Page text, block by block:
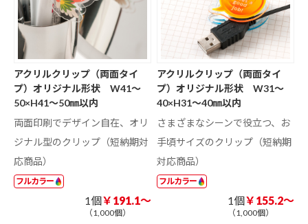
アクリルクリップ（両面タイ
プ）オリジナル形状 W41～
50×H41～50㎜以内
両面印刷でデザイン自在、オリ
ジナル型のクリップ（短納期対
応商品）
フルカラー
1個￥191.1～
（1,000個）
アクリルクリップ（両面タイ
プ）オリジナル形状 W31～
40×H31～40㎜以内
さまざまなシーンで役立つ、お
手頃サイズのクリップ（短納期
対応商品）
フルカラー
1個￥155.2～
（1,000個）